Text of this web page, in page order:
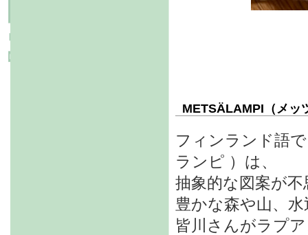
METSÄLAMPI（メッ
フィンランド語
ランピ ）は、
抽象的な図案が
豊かな森や山、
皆川さんがラプ